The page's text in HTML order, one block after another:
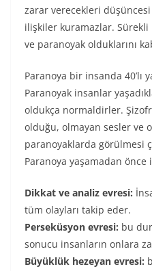
zarar verecekleri
ilişkiler kuramazlar.
ve paranoyak olduklarını
Paranoya bir insanda 40’lı
Paranoyak insanlar
oldukça normaldirler.
olduğu, olmayan sesler ve
paranoyaklarda görülmesi
Paranoya yaşamadan
Dikkat ve analiz evresi:
tüm olayları takip eder.
Perseküsyon evresi: bu
sonucu insanların onlara
Büyüklük hezeyan evresi: